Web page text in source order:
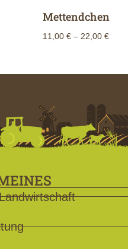
Mettendchen
11,00 € – 22,00 €